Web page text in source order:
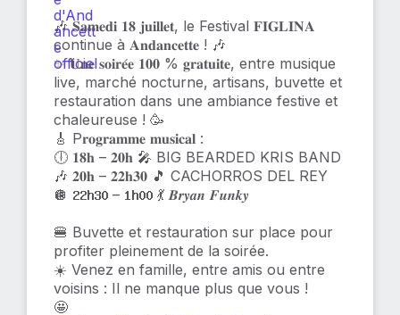
🎶 𝐒𝐚𝐦𝐞𝐝𝐢 𝟏𝟖 𝐣𝐮𝐢𝐥𝐥𝐞𝐭, le Festival 𝐅𝐈𝐆𝐋𝐈𝐍𝐀
continue à 𝐀𝐧𝐝𝐚𝐧𝐜𝐞𝐭𝐭𝐞 ! 🎶
✨ 𝐔𝐧𝐞 𝐬𝐨𝐢𝐫𝐞́𝐞 𝟏𝟎𝟎 % 𝐠𝐫𝐚𝐭𝐮𝐢𝐭𝐞, entre musique
live, marché nocturne, artisans, buvette et
restauration dans une ambiance festive et
chaleureuse ! 🥳
🎸 P𝐫𝐨𝐠𝐫𝐚𝐦𝐦𝐞 𝐦𝐮𝐬𝐢𝐜𝐚𝐥 :
🕕 𝟏𝟖𝐡 – 𝟐𝟎𝐡 🎤 BIG BEARDED KRIS BAND
🎶 𝟐𝟎𝐡 – 𝟐𝟐𝐡𝟑𝟎 🎵 CACHORROS DEL REY
🪩 𝟐𝟐𝐡𝟑𝟎 – 𝟏𝐡𝟎𝟎 💃 𝑩𝒓𝒚𝒂𝒏 𝑭𝒖𝒏𝒌𝒚
🍔 Buvette et restauration sur place pour
profiter pleinement de la soirée.
☀️ Venez en famille, entre amis ou entre
voisins : Il ne manque plus que vous !
🤩